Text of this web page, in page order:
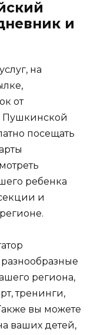
и
на
,
от
Пушкинской
посещать
ребенка
и
региона,
тренинги,
вы можете
ваших детей,